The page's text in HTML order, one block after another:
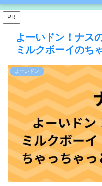
PR
よーいドン！ナス
ミルクボーイのち
よーいドン